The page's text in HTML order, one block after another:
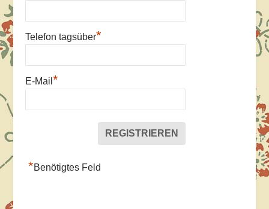
Telefon tagsüber*
E-Mail*
*Benötigtes Feld